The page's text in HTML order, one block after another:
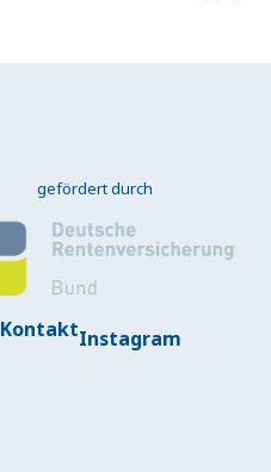
gefördert durch
KontaktInstagram